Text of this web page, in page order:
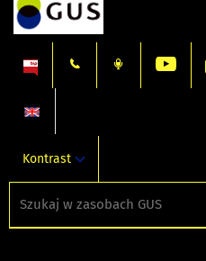
Kontrast